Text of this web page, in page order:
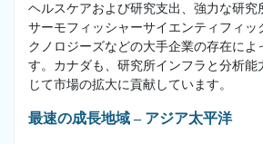
ヘルスケアおよび研究支出、強力な研究
サーモフィッシャーサイエンティフィッ
クノロジーズなどの大手企業の存在によ
す。カナダも、研究所インフラと分析能
じて市場の拡大に貢献しています。
最速の成長地域 – アジア太平洋